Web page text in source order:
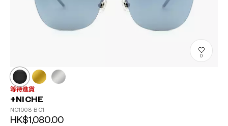
0
等待進貨
+NICHE
NC1008-B C1
HK$1,080.00